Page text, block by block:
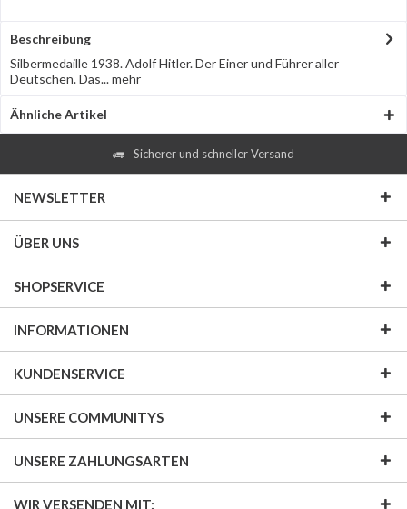
Beschreibung
Silbermedaille 1938. Adolf Hitler. Der Einer und Führer aller
Deutschen. Das...mehr
Ähnliche Artikel
Sicherer und schneller Versand
NEWSLETTER
ÜBER UNS
SHOPSERVICE
INFORMATIONEN
KUNDENSERVICE
UNSERE COMMUNITYS
UNSERE ZAHLUNGSARTEN
WIR VERSENDEN MIT: